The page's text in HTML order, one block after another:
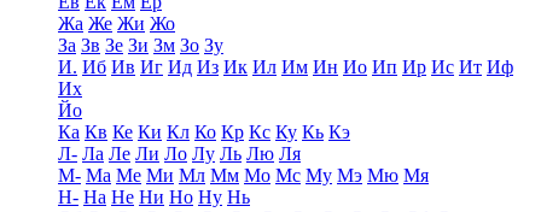
Жа Же Жи Жо
За Зв Зе Зи Зм Зо Зу
И. Иб Ив Иг Ид Из Ик Ил Им Ин Ио Ип Ир Ис Ит Иф
Их
Йо
Ка Кв Ке Ки Кл Ко Кр Кс Ку Кь Кэ
Л- Ла Ле Ли Ло Лу Ль Лю Ля
М- Ма Ме Ми Мл Мм Мо Мс Му Мэ Мю Мя
Н- На Не Ни Но Ну Нь